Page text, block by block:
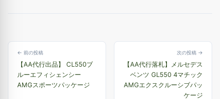
← 前の投稿
【AA代行出品】 CL550ブ
ルーエフィシェンシー
AMGスポーツパッケージ
次の投稿 →
【AA代行落札】メルセデス
ベンツ GL550 4マチック
AMGエクスクルーシブパッ
ケージ